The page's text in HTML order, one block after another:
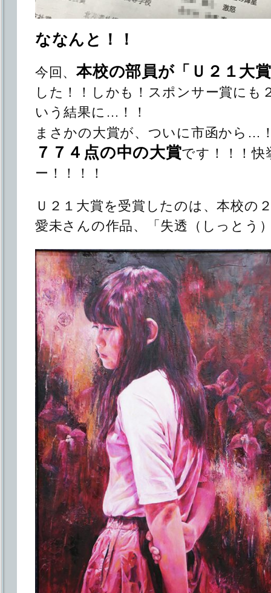
ななんと！！
今回、本校の部員が「Ｕ２１大
した！！しかも！スポンサー賞にも
いう結果に…！！
まさかの大賞が、ついに市函から…
７７４点の中の大賞です！！！快
ー！！！！
Ｕ２１大賞を受賞したのは、本校の
愛未さんの作品、「失透（しっとう